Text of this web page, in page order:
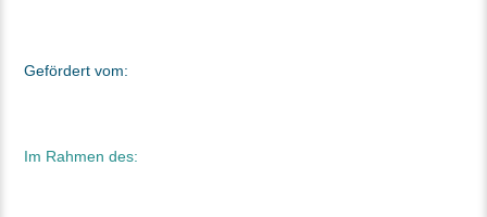
Gefördert vom:
Im Rahmen des: